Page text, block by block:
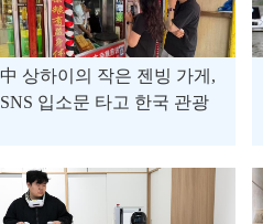
中 상하이의 작은 젠빙 가게,
SNS 입소문 타고 한국 관광